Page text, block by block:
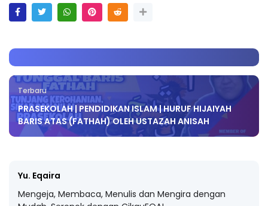
Terbaru
PRASEKOLAH | PENDIDIKAN ISLAM | HURUF HIJAIYAH
BARIS ATAS (FATHAH) OLEH USTAZAH ANISAH
Yu. Eqaira
Mengeja, Membaca, Menulis dan Mengira dengan